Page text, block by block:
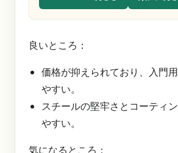
良いところ：
価格が抑えられており、入門
やすい。
スチールの堅牢さとコーティ
やすい。
気になるところ：